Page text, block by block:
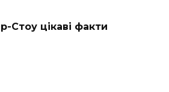
Стоу цікаві факти